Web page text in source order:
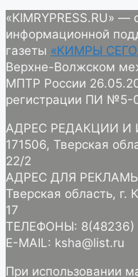
«KIMRYPRESS.RU» —
информационной
газеты «КИМРЫ
Верхне-Волжском
МПТР России
регистрации ПИ №5-
АДРЕС РЕДАКЦИИ И
171506, Тверская
22/2
АДРЕС ДЛЯ
Тверская область, г.
17
ТЕЛЕФОНЫ: 8(48236)
E-MAIL: ksha@list.ru
При использовании